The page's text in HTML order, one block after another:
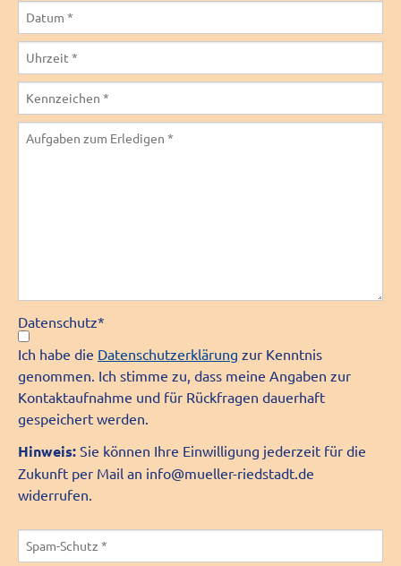
Pflichtfeld
Datenschutz*
Ich habe die Datenschutzerklärung zur Kenntnis
genommen. Ich stimme zu, dass meine Angaben zur
Kontaktaufnahme und für Rückfragen dauerhaft
gespeichert werden.
Hinweis: Sie können Ihre Einwilligung jederzeit für die
Zukunft per Mail an info@mueller-riedstadt.de
widerrufen.